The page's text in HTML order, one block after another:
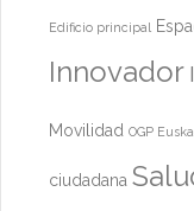
Edificio principal
Innovador
Movilidad OGP
ciudadana